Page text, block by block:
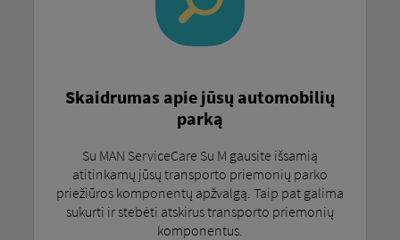
Skaidrumas apie jūsų automobilių
parką
Su MAN ServiceCare Su M gausite išsamią
atitinkamų jūsų transporto priemonių parko
priežiūros komponentų apžvalgą. Taip pat galima
sukurti ir stebėti atskirus transporto priemonių
komponentus.